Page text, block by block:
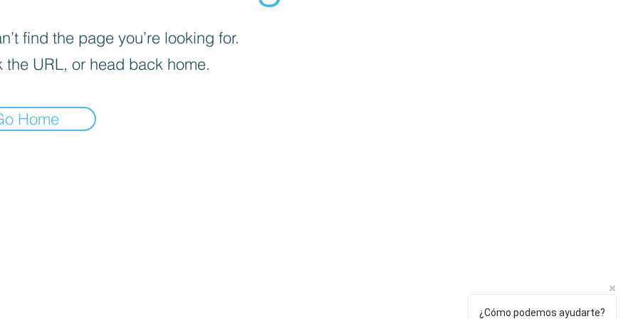
find the page you’re looking for.
the URL, or head back home.
Home
¿Cómo podemos ayudarte?